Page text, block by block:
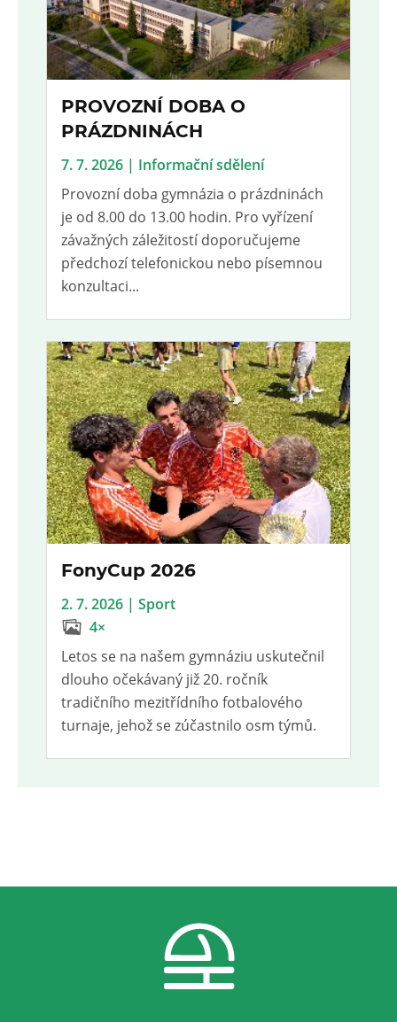
PROVOZNÍ DOBA O
PRÁZDNINÁCH
7. 7. 2026 | Informační sdělení
Provozní doba gymnázia o prázdninách
je od 8.00 do 13.00 hodin. Pro vyřízení
závažných záležitostí doporučujeme
předchozí telefonickou nebo písemnou
konzultaci...
FonyCup 2026
2. 7. 2026 | Sport
4×
Letos se na našem gymnáziu uskutečnil
dlouho očekávaný již 20. ročník
tradičního mezitřídního fotbalového
turnaje, jehož se zúčastnilo osm týmů.